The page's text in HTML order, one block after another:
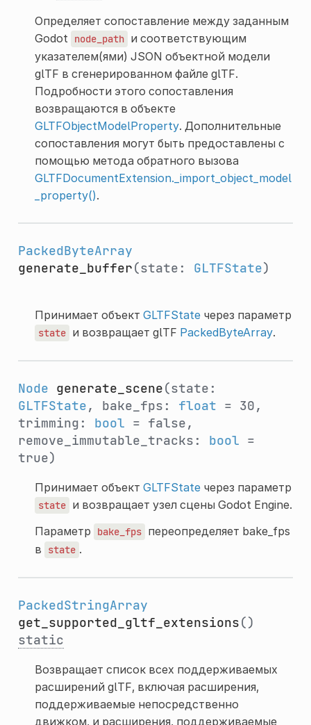
Определяет сопоставление между заданным
Godot
node_path и соответствующим
указателем(ями) JSON объектной модели
glTF в сгенерированном файле glTF.
Подробности этого сопоставления
возвращаются в объекте
GLTFObjectModelProperty. Дополнительные
сопоставления могут быть предоставлены с
помощью метода обратного вызова
GLTFDocumentExtension._import_object_model
_property().
PackedByteArray
generate_buffer(state: GLTFState)
Принимает объект GLTFStateчерез параметр
state и возвращает glTF PackedByteArray.
Node generate_scene(state:
GLTFState, bake_fps: float = 30,
trimming: bool = false,
remove_immutable_tracks: bool =
true)
Принимает объект GLTFStateчерез параметр
state и возвращает узел сцены Godot Engine.
Параметр
bake_fps переопределяет bake_fps
в
state .
PackedStringArray
get_supported_gltf_extensions()
static
Возвращает список всех поддерживаемых
расширений glTF, включая расширения,
поддерживаемые непосредственно
движком, и расширения, поддерживаемые